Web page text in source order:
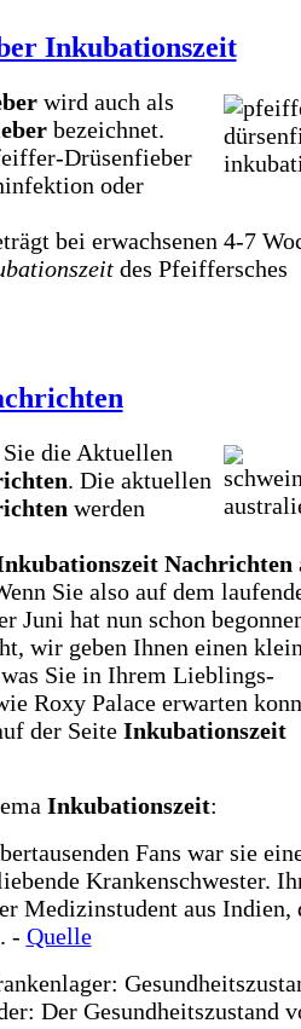
Inkubationszeit
wird auch als
bezeichnet.
Drüsenfieber
oder
bei erwachsenen 4-7
des Pfeiffersches
die Aktuellen
. Die aktuellen
werden
Nachrichten
Sie also auf dem
Juni hat nun schon
wir geben Ihnen einen
Sie in Ihrem Lieblings-
Roxy Palace erwarten
der Seite Inkubationszeit
Inkubationszeit:
Fans war sie
Krankenschwester.
Medizinstudent aus Indien,
- Quelle
Der Gesundheitszustand